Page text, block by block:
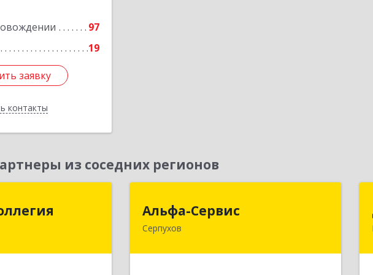
97
19
заявку
контакты
заявку
из соседних регионов
обл, Серпухов г,
Альфа-Сервис
Серпухов
142200, Московская обл, Серпухов г,